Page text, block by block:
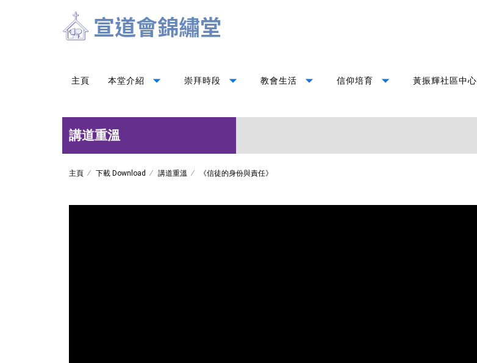
主頁 本堂介紹 arrow_drop_down 崇拜時段 arrow_drop_down 教會生活 arrow_drop_down 信仰培育 arrow_drop_down 黃振輝社區中心
講道重溫
主頁 下載 Download 講道重溫 《信徒的身份與責任》